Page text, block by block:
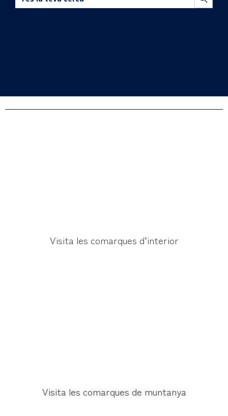
Visita les comarques d’interior
Visita les comarques de muntanya